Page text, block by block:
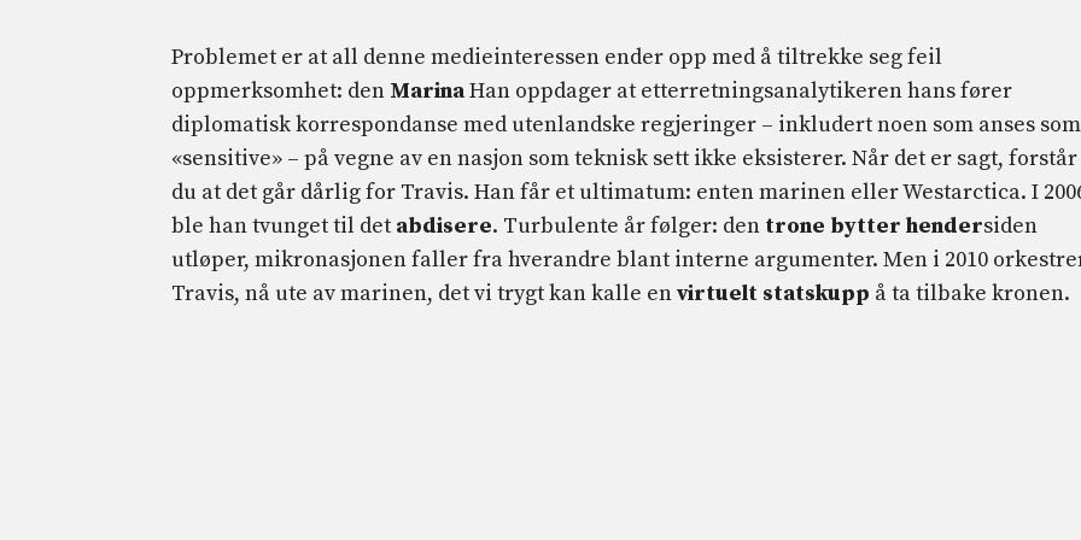
Problemet er at all denne medieinteressen ender opp med å tiltrekke seg feil
oppmerksomhet: den MarinaHan oppdager at etterretningsanalytikeren hans fører
diplomatisk korrespondanse med utenlandske regjeringer – inkludert noen som anses som
«sensitive» – ​​på vegne av en nasjon som teknisk sett ikke eksisterer. Når det er sagt, forstår
du at det går dårlig for Travis. Han får et ultimatum: enten marinen eller Westarctica. I
ble han tvunget til det abdisere. Turbulente år følger: den trone bytter hendersiden
utløper, mikronasjonen faller fra hverandre blant interne argumenter. Men i 2010
Travis, nå ute av marinen, det vi trygt kan kalle envirtuelt statskupp å ta tilbake kronen.